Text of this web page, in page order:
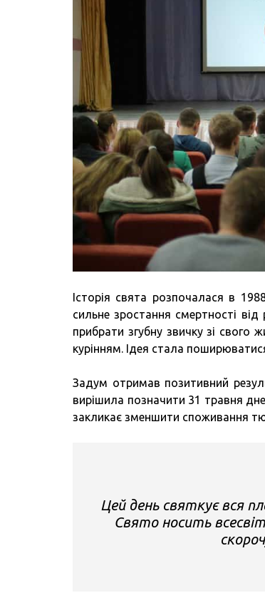
Історія свята розпочалася в
сильне зростання смертності
прибрати згубну звичку зі
курінням. Ідея стала
Задум отримав позитивний
вирішила позначити 31 травня
закликає зменшити споживання
Цей день святкує вся
Свято носить